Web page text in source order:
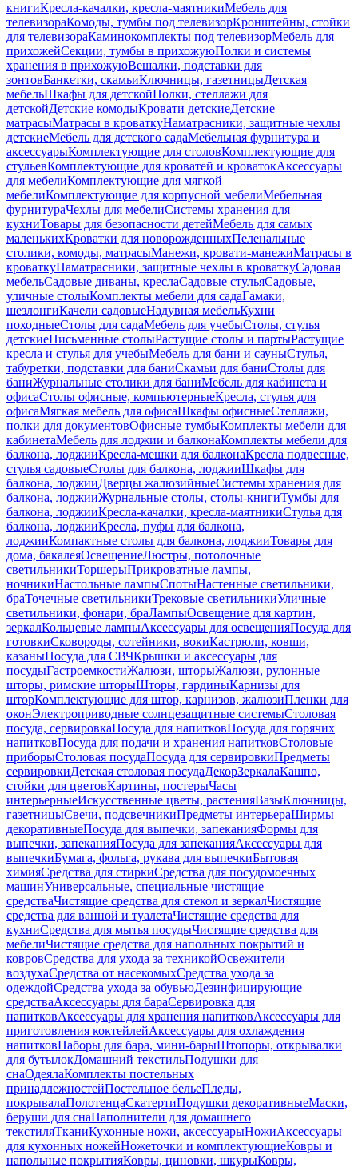
книгиКресла-качалки, кресла-маятникиМебель для
телевизораКомоды, тумбы под телевизорКронштейны, стойки
для телевизораКаминокомплекты под телевизорМебель для
прихожейСекции, тумбы в прихожуюПолки и системы
хранения в прихожуюВешалки, подставки для
зонтовБанкетки, скамьиКлючницы, газетницыДетская
мебельШкафы для детскойПолки, стеллажи для
детскойДетские комодыКровати детскиеДетские
матрасыМатрасы в кроваткуНаматрасники, защитные чехлы
детскиеМебель для детского садаМебельная фурнитура и
аксессуарыКомплектующие для столовКомплектующие для
стульевКомплектующие для кроватей и кроватокАксессуары
для мебелиКомплектующие для мягкой
мебелиКомплектующие для корпусной мебелиМебельная
фурнитураЧехлы для мебелиСистемы хранения для
кухниТовары для безопасности детейМебель для самых
маленькихКроватки для новорожденныхПеленальные
столики, комоды, матрасыМанежи, кровати-манежиМатрасы в
кроваткуНаматрасники, защитные чехлы в кроваткуСадовая
мебельСадовые диваны, креслаСадовые стульяСадовые,
уличные столыКомплекты мебели для садаГамаки,
шезлонгиКачели садовыеНадувная мебельКухни
походныеСтолы для садаМебель для учебыСтолы, стулья
детскиеПисьменные столыРастущие столы и партыРастущие
кресла и стулья для учебыМебель для бани и сауныСтулья,
табуретки, подставки для баниСкамьи для баниСтолы для
баниЖурнальные столики для баниМебель для кабинета и
офисаСтолы офисные, компьютерныеКресла, стулья для
офисаМягкая мебель для офисаШкафы офисныеСтеллажи,
полки для документовОфисные тумбыКомплекты мебели для
кабинетаМебель для лоджии и балконаКомплекты мебели для
балкона, лоджииКресла-мешки для балконаКресла подвесные,
стулья садовыеСтолы для балкона, лоджииШкафы для
балкона, лоджииДверцы жалюзийныеСистемы хранения для
балкона, лоджииЖурнальные столы, столы-книгиТумбы для
балкона, лоджииКресла-качалки, кресла-маятникиСтулья для
балкона, лоджииКресла, пуфы для балкона,
лоджииКомпактные столы для балкона, лоджииТовары для
дома, бакалеяОсвещениеЛюстры, потолочные
светильникиТоршерыПрикроватные лампы,
ночникиНастольные лампыСпотыНастенные светильники,
браТочечные светильникиТрековые светильникиУличные
светильники, фонари, браЛампыОсвещение для картин,
зеркалКольцевые лампыАксессуары для освещенияПосуда для
готовкиСковороды, сотейники, вокиКастрюли, ковши,
казаныПосуда для СВЧКрышки и аксессуары для
посудыГастроемкостиЖалюзи, шторыЖалюзи, рулонные
шторы, римские шторыШторы, гардиныКарнизы для
шторКомплектующие для штор, карнизов, жалюзиПленки для
оконЭлектроприводные солнцезащитные системыСтоловая
посуда, сервировкаПосуда для напитковПосуда для горячих
напитковПосуда для подачи и хранения напитковСтоловые
приборыСтоловая посудаПосуда для сервировкиПредметы
сервировкиДетская столовая посудаДекорЗеркалаКашпо,
стойки для цветовКартины, постерыЧасы
интерьерныеИскусственные цветы, растенияВазыКлючницы,
газетницыСвечи, подсвечникиПредметы интерьераШирмы
декоративныеПосуда для выпечки, запеканияФормы для
выпечки, запеканияПосуда для запеканияАксессуары для
выпечкиБумага, фольга, рукава для выпечкиБытовая
химияСредства для стиркиСредства для посудомоечных
машинУниверсальные, специальные чистящие
средстваЧистящие средства для стекол и зеркалЧистящие
средства для ванной и туалетаЧистящие средства для
кухниСредства для мытья посудыЧистящие средства для
мебелиЧистящие средства для напольных покрытий и
ковровСредства для ухода за техникойОсвежители
воздухаСредства от насекомыхСредства ухода за
одеждойСредства ухода за обувьюДезинфицирующие
средстваАксессуары для бараСервировка для
напитковАксессуары для хранения напитковАксессуары для
приготовления коктейлейАксессуары для охлаждения
напитковНаборы для бара, мини-барыШтопоры, открывалки
для бутылокДомашний текстильПодушки для
снаОдеялаКомплекты постельных
принадлежностейПостельное бельеПледы,
покрывалаПолотенцаСкатертиПодушки декоративныеМаски,
беруши для снаНаполнители для домашнего
текстиляТканиКухонные ножи, аксессуарыНожиАксессуары
для кухонных ножейНожеточки и комплектующиеКовры и
напольные покрытияКовры, циновки, шкурыКовры,